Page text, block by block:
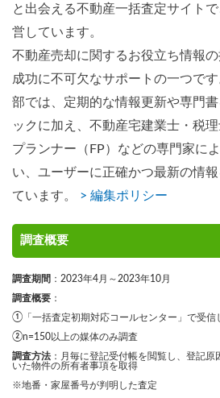
と出会える不動産一括査定サイトで
営しています。
不動産売却に関するお役立ち情報
成功に不可欠なサポートの一つで
部では、定期的な情報更新や専門
ックに加え、不動産宅建業士・税
プランナー（FP）などの専門家に
い、ユーザーに正確かつ最新の情
ています。 > 編集ポリシー
調査概要
調査期間 ：2023年4月～2023年10月
調査概要 ：
①「一括査定初期対応コールセンター」で受信
②n=150以上の媒体のみ調査
調査方法 ：月毎に登記受付帳を閲覧し、登記
いた物件の所有者事項を取得
※地番・家屋番号が判明した査定